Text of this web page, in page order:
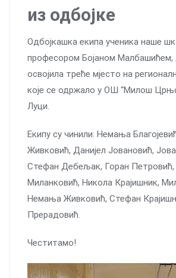
из одбојке
Одбојкашка екипа ученика наше
професором Бојаном Малбашићем,
освојила треће мјесто на
које се одржало у ОШ “Милош
Луци.
Екипу су чинили: Немања
Живковић, Данијел Јовановић,
Стефан Дебељак, Горан Петровић,
Миланковић, Никола Крајишник,
Немања Живковић, Стефан
Прерадовић.
Честитамо!